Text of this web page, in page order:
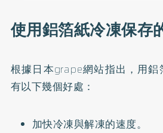
使用鋁箔紙冷凍保存
根據日本grape網站指出，用鋁
有以下幾個好處：
加快冷凍與解凍的速度。